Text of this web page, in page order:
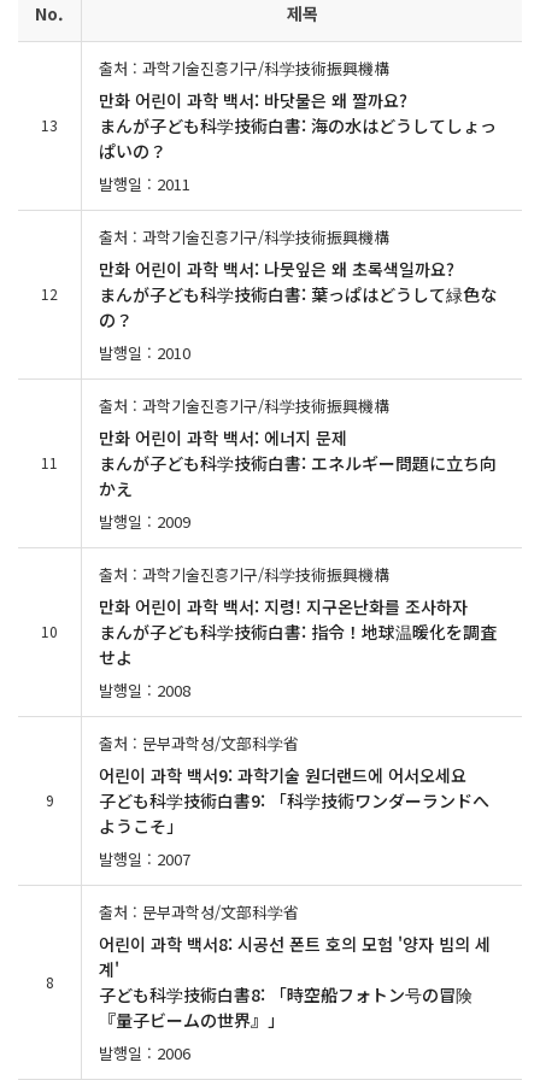
No. 제목
13
출처 : 과학기술진흥기구/科学技術振興機構
만화 어린이 과학 백서: 바닷물은 왜 짤까요?
まんが子ども科学技術白書: 海の水はどうしてしょっ
ぱいの？
발행일 : 2011
12
출처 : 과학기술진흥기구/科学技術振興機構
만화 어린이 과학 백서: 나뭇잎은 왜 초록색일까요?
まんが子ども科学技術白書: 葉っぱはどうして緑色な
の？
발행일 : 2010
11
출처 : 과학기술진흥기구/科学技術振興機構
만화 어린이 과학 백서: 에너지 문제
まんが子ども科学技術白書: エネルギー問題に立ち向
かえ
발행일 : 2009
10
출처 : 과학기술진흥기구/科学技術振興機構
만화 어린이 과학 백서: 지령! 지구온난화를 조사하자
まんが子ども科学技術白書: 指令！地球温暖化を調査
せよ
발행일 : 2008
9
출처 : 문부과학성/文部科学省
어린이 과학 백서9: 과학기술 원더랜드에 어서오세요
子ども科学技術白書9: 「科学技術ワンダーランドへ
ようこそ」
발행일 : 2007
8
출처 : 문부과학성/文部科学省
어린이 과학 백서8: 시공선 폰트 호의 모험 '양자 빔의 세
계'
子ども科学技術白書8: 「時空船フォトン号の冒険
『量子ビームの世界』」
발행일 : 2006